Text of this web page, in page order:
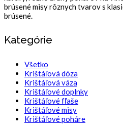
brúsené misy rôznych tvarov s
brúsené.
Kategórie
Všetko
Krištáľová dóza
Krištáľová váza
Krištáľové doplnky
Krištáľové fľaše
Krištáľové misy
Krištáľové poháre